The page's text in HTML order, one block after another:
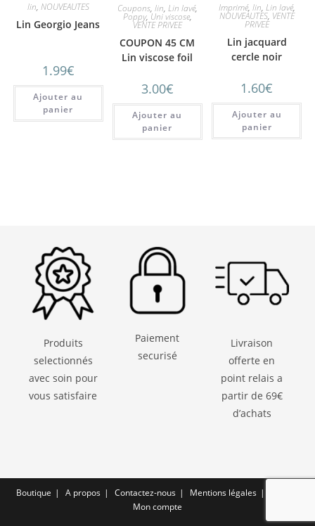
lin, NOUVEAUTES
Lin Georgio Jeans
1.99€
Ajouter au
panier
Coupons, lin, Lin lavé,
Poppy,Uni viscose,
VENTE PRIVEE
COUPON 45 CM
Lin viscose foil
3.00€
Ajouter au
panier
Imprimé, lin, Lin lavé,
NOUVEAUTES, VENTE
PRIVEE
Lin jacquard
cercle noir
1.60€
Ajouter au
panier
Produits
selectionnés
avec soin pour
vous satisfaire
Paiement
securisé
Livraison
offerte en
point relais a
partir de 69€
d’achats
Boutique A propos Contactez-nous Mentions légales
Mon compte